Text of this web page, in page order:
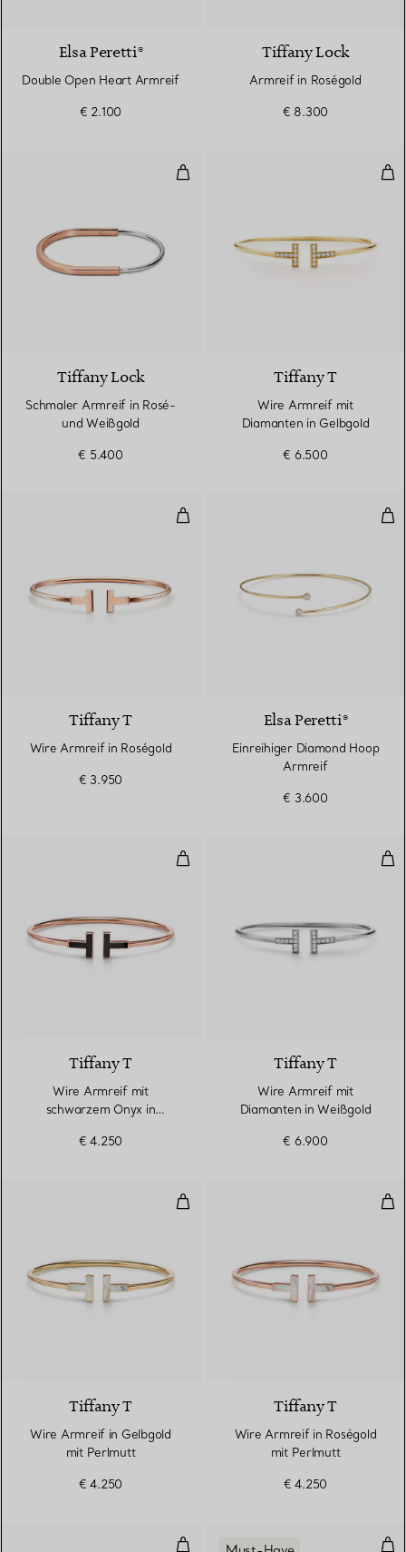
Elsa Peretti®
Double Open Heart Armreif
€ 2.100
Tiffany Lock
Armreif in Roségold
€ 8.300
Schmaler Armreif in Rosé- und
Tiffany Lock
Schmaler Armreif in Rosé-
und Weißgold
€ 5.400
Tiffany T
Wire Armreif mit
Diamanten in Gelbgold
€ 6.500
Wire Armreif in Roségold
Tiffany T
Wire Armreif in Roségold
€ 3.950
Elsa Peretti®
Einreihiger Diamond Hoop
Armreif
€ 3.600
Wire Armreif mit schwarzem
Tiffany T
Wire Armreif mit
schwarzem Onyx in
€ 4.250
Tiffany T
Wire Armreif mit
Diamanten in Weißgold
€ 6.900
Wire Armreif in Gelbgold mit
Tiffany T
Wire Armreif in Gelbgold
mit Perlmutt
€ 4.250
Tiffany T
Wire Armreif in Roségold
mit Perlmutt
€ 4.250
Wire Armreif in Gelbgold